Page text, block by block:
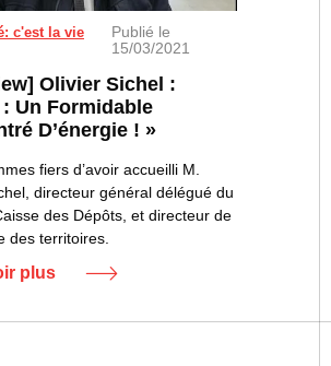
c'est la vie
Publié le
15/03/2021
Olivier Sichel :
Un Formidable
D’énergie ! »
fiers d’avoir accueilli M.
directeur général délégué du
des Dépôts, et directeur de
des territoires.
plus